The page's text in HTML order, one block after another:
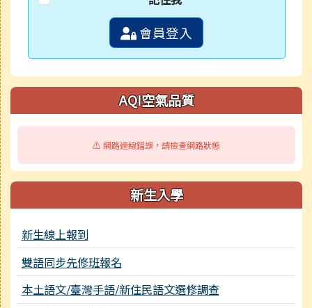
會員登入
AQI空氣品質
⚠️ 網路連線錯誤，請檢查網路狀態
新生入學
新生線上報到
雙語同步先修班報名
本土語文/臺灣手語/新住民語文選修調查